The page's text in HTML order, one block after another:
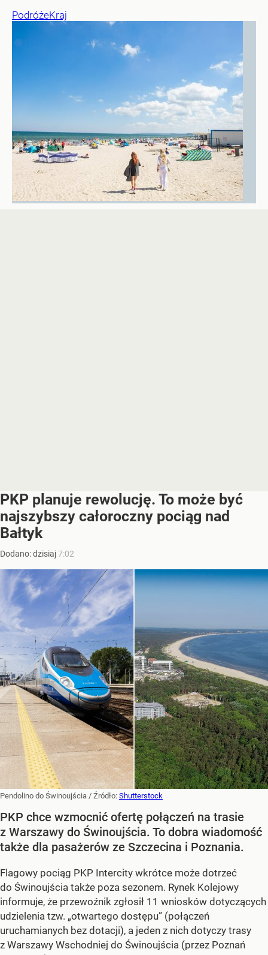
PodróżeKraj
PKP planuje rewolucję. To może być
najszybszy całoroczny pociąg nad
Bałtyk
Dodano:dzisiaj7:02
Pendolino do Świnoujścia / Źródło: Shutterstock
PKP chce wzmocnić ofertę połączeń na trasie
z Warszawy do Świnoujścia. To dobra wiadomość
także dla pasażerów ze Szczecina i Poznania.
Flagowy pociąg PKP Intercity wkrótce może dotrzeć
do Świnoujścia także poza sezonem. Rynek Kolejowy
informuje, że przewoźnik zgłosił 11 wniosków dotyczących
udzielenia tzw. „otwartego dostępu” (połączeń
uruchamianych bez dotacji), a jeden z nich dotyczy trasy
z Warszawy Wschodniej do Świnoujścia (przez Poznań